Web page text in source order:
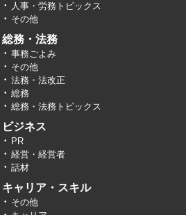
人事・労務トピックス
その他
総務・法務
事務ごよみ
その他
法務・法改正
総務
総務・法務トピックス
ビジネス
PR
経営・経営者
話材
キャリア・スキル
その他